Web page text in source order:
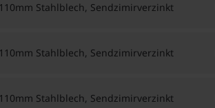
Stahlblech, Sendzimirverzinkt
Stahlblech, Sendzimirverzinkt
Stahlblech, Sendzimirverzinkt